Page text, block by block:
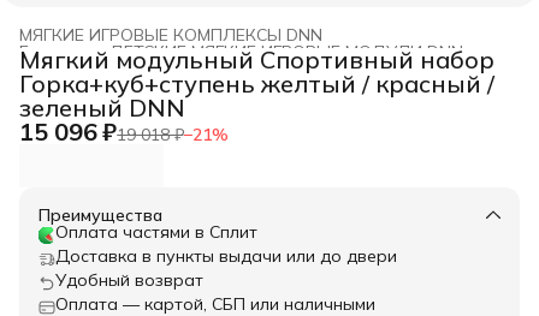
МЯГКИЕ ИГРОВЫЕ КОМПЛЕКСЫ DNN
ДЕТСКИЕ МЯГКИЕ ИГРОВЫЕ МОДУЛИ DNN ›
Главная ›
Мягкий модульный Спортивный набор
Горка+куб+ступень желтый / красный /
зеленый DNN
15 096 ₽19 018 ₽−21%
Преимущества
Оплата частями в Сплит
Доставка в пункты выдачи или до двери
Удобный возврат
Оплата — картой, СБП или наличными